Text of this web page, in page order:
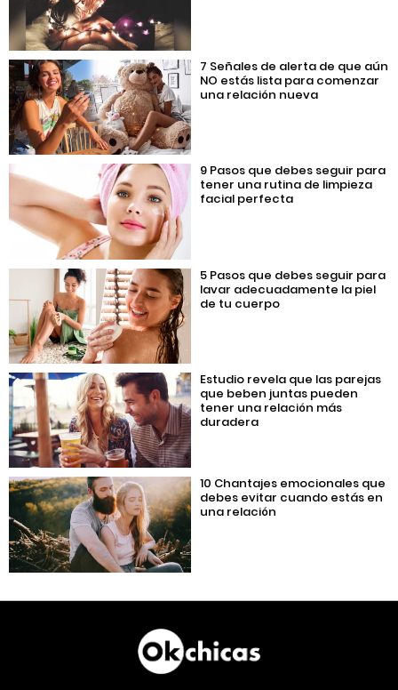
7 Señales de alerta de que aún
NO estás lista para comenzar
una relación nueva
9 Pasos que debes seguir para
tener una rutina de limpieza
facial perfecta
5 Pasos que debes seguir para
lavar adecuadamente la piel
de tu cuerpo
Estudio revela que las parejas
que beben juntas pueden
tener una relación más
duradera
10 Chantajes emocionales que
debes evitar cuando estás en
una relación